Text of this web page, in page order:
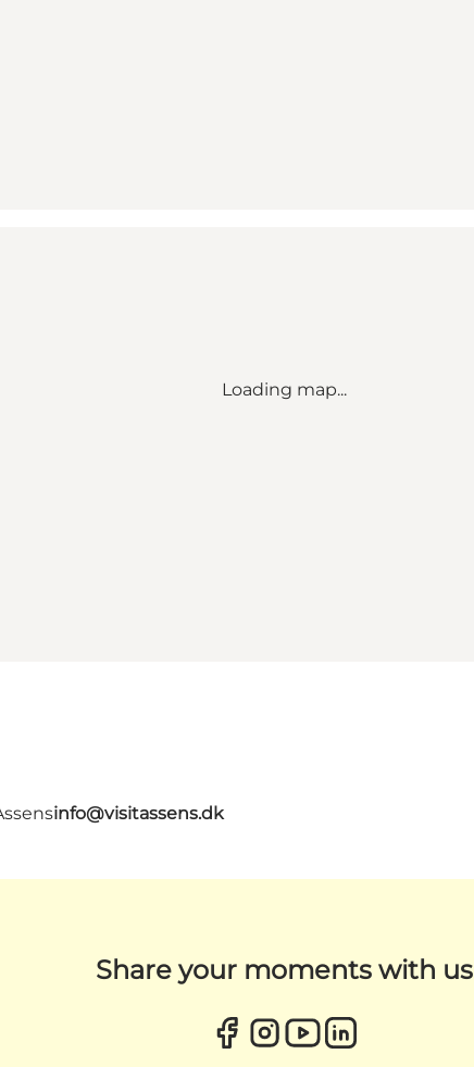
Loading map...
info@visitassens.dk
Share your moments with us